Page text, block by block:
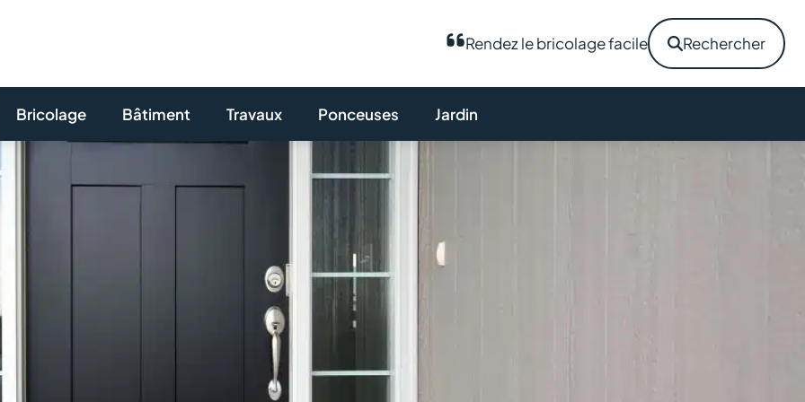
Rendez le bricolage facile Rechercher
Bricolage Bâtiment Travaux Ponceuses Jardin